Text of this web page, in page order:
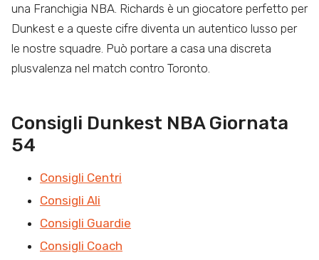
una Franchigia NBA. Richards è un giocatore perfetto per
Dunkest e a queste cifre diventa un autentico lusso per
le nostre squadre. Può portare a casa una discreta
plusvalenza nel match contro Toronto.
Consigli Dunkest NBA Giornata
54
Consigli Centri
Consigli Ali
Consigli Guardie
Consigli Coach